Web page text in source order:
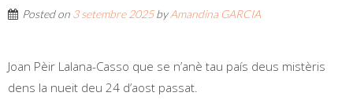
Posted on 3 setembre 2025byAmandina GARCIA
Joan Pèir Lalana-Casso que se n’anè tau país deus mistèris
dens la nueit deu 24 d’aost passat.